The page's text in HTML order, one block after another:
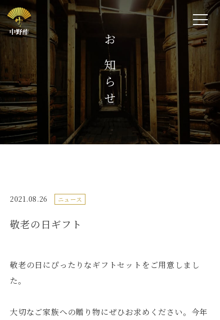
お知らせ
2021.08.26 ニュース
敬老の日ギフト
敬老の日にぴったりなギフトセットをご用意しまし
た。
大切なご家族への贈り物にぜひお求めください。今年